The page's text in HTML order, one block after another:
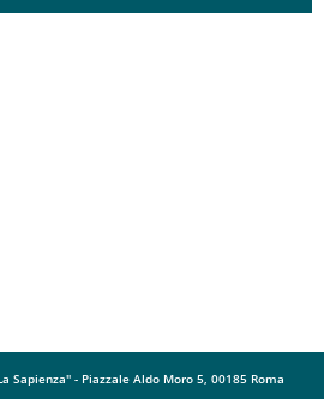
Sapienza" - Piazzale Aldo Moro 5, 00185 Roma